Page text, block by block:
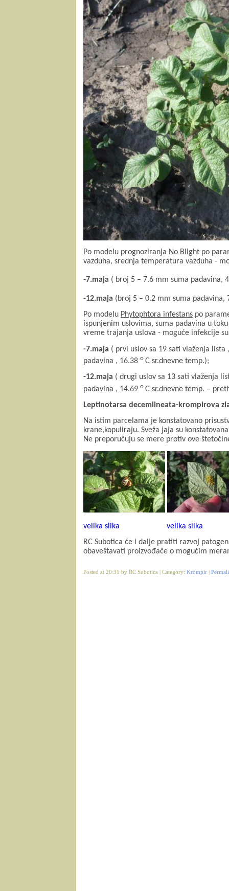
Po modelu prognoziranja No Blight po
vazduha, srednja temperatura vazduha -
-7.maja ( broj 5 – 7.6 mm suma padavina,
-12.maja (broj 5 – 0.2 mm suma padavina,
Po modelu Phytophtora infestans po
ispunjenim uslovima, suma padavina u
vreme trajanja uslova - moguće infekcije
-7.maja ( prvi uslov sa 19 sati vlaženja
padavina , 16.38 o C sr.dnevne temp.);
-12.maja ( drugi uslov sa 13 sati vlaženja
padavina , 14.69 o C sr.dnevne temp. –
Leptinotarsa decemlineata-krompirova
Na istim parcelama je konstatovano
krane,kopuliraju. Sveža jaja su
Ne preporučuju se mere protiv ove
velika slika
velika slika
RC Subotica će i dalje pratiti razvoj
obaveštavati proizvođače o mogućim
Posted at 20:31 by RC Subotica | Category: Krompir